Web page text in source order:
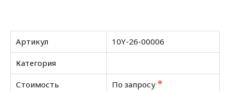
Артикул 10Y-26-00006
Категория
Стоимость По запросу ❉